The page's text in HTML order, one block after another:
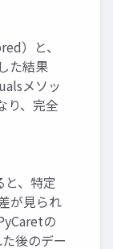
）と、
た結果
メソッ
り、完全
、特定
が見られ
の
後のデー